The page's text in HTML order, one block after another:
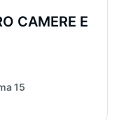
CAMERE E
15